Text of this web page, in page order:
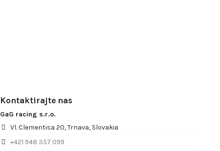
Kontaktirajte nas
GaG racing s.r.o.
Vl. Clementisa 20, Trnava, Slovakia
+421 948 357 099